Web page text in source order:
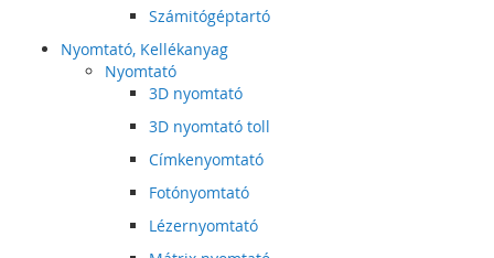
Számitógéptartó
Nyomtató, Kellékanyag
Nyomtató
3D nyomtató
3D nyomtató toll
Címkenyomtató
Fotónyomtató
Lézernyomtató